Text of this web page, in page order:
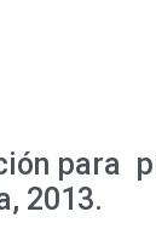
para
2013.